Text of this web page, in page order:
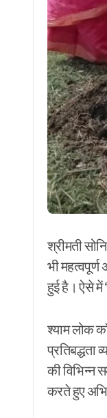
श्रीमती
भी
हुई है। ऐसे में
श्याम लोक
प्रतिबद्धता
की विभिन्न
करते हुए